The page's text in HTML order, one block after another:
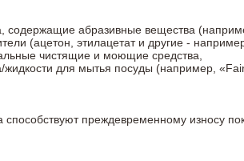
содержащие абразивные вещества
(ацетон, этилацетат и другие -
чистящие и моющие средства,
жидкости для мытья посуды (например,
способствуют преждевременному износу